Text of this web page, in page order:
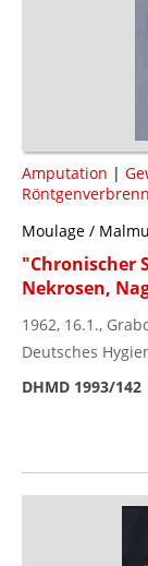
Amputation |
Moulage /
"Chronischer
Nekrosen,
1962, 16.1.,
Deutsches
DHMD 1993/142